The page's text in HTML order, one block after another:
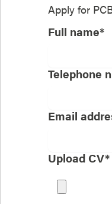
Apply for
Full name*
Telephone
Email
Upload CV*